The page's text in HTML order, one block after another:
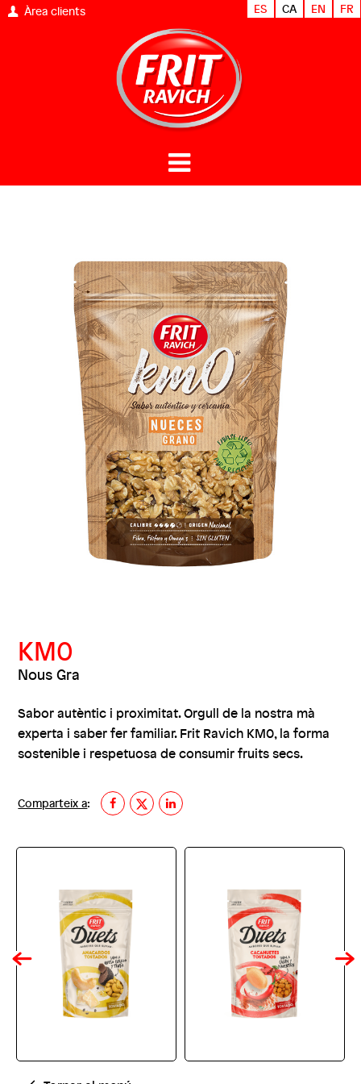
Àrea clients ES CA EN FR
KM0
Nous Gra
Sabor autèntic i proximitat. Orgull de la nostra mà
experta i saber fer familiar. Frit Ravich KM0, la forma
sostenible i respetuosa de consumir fruits secs.
Comparteix a: